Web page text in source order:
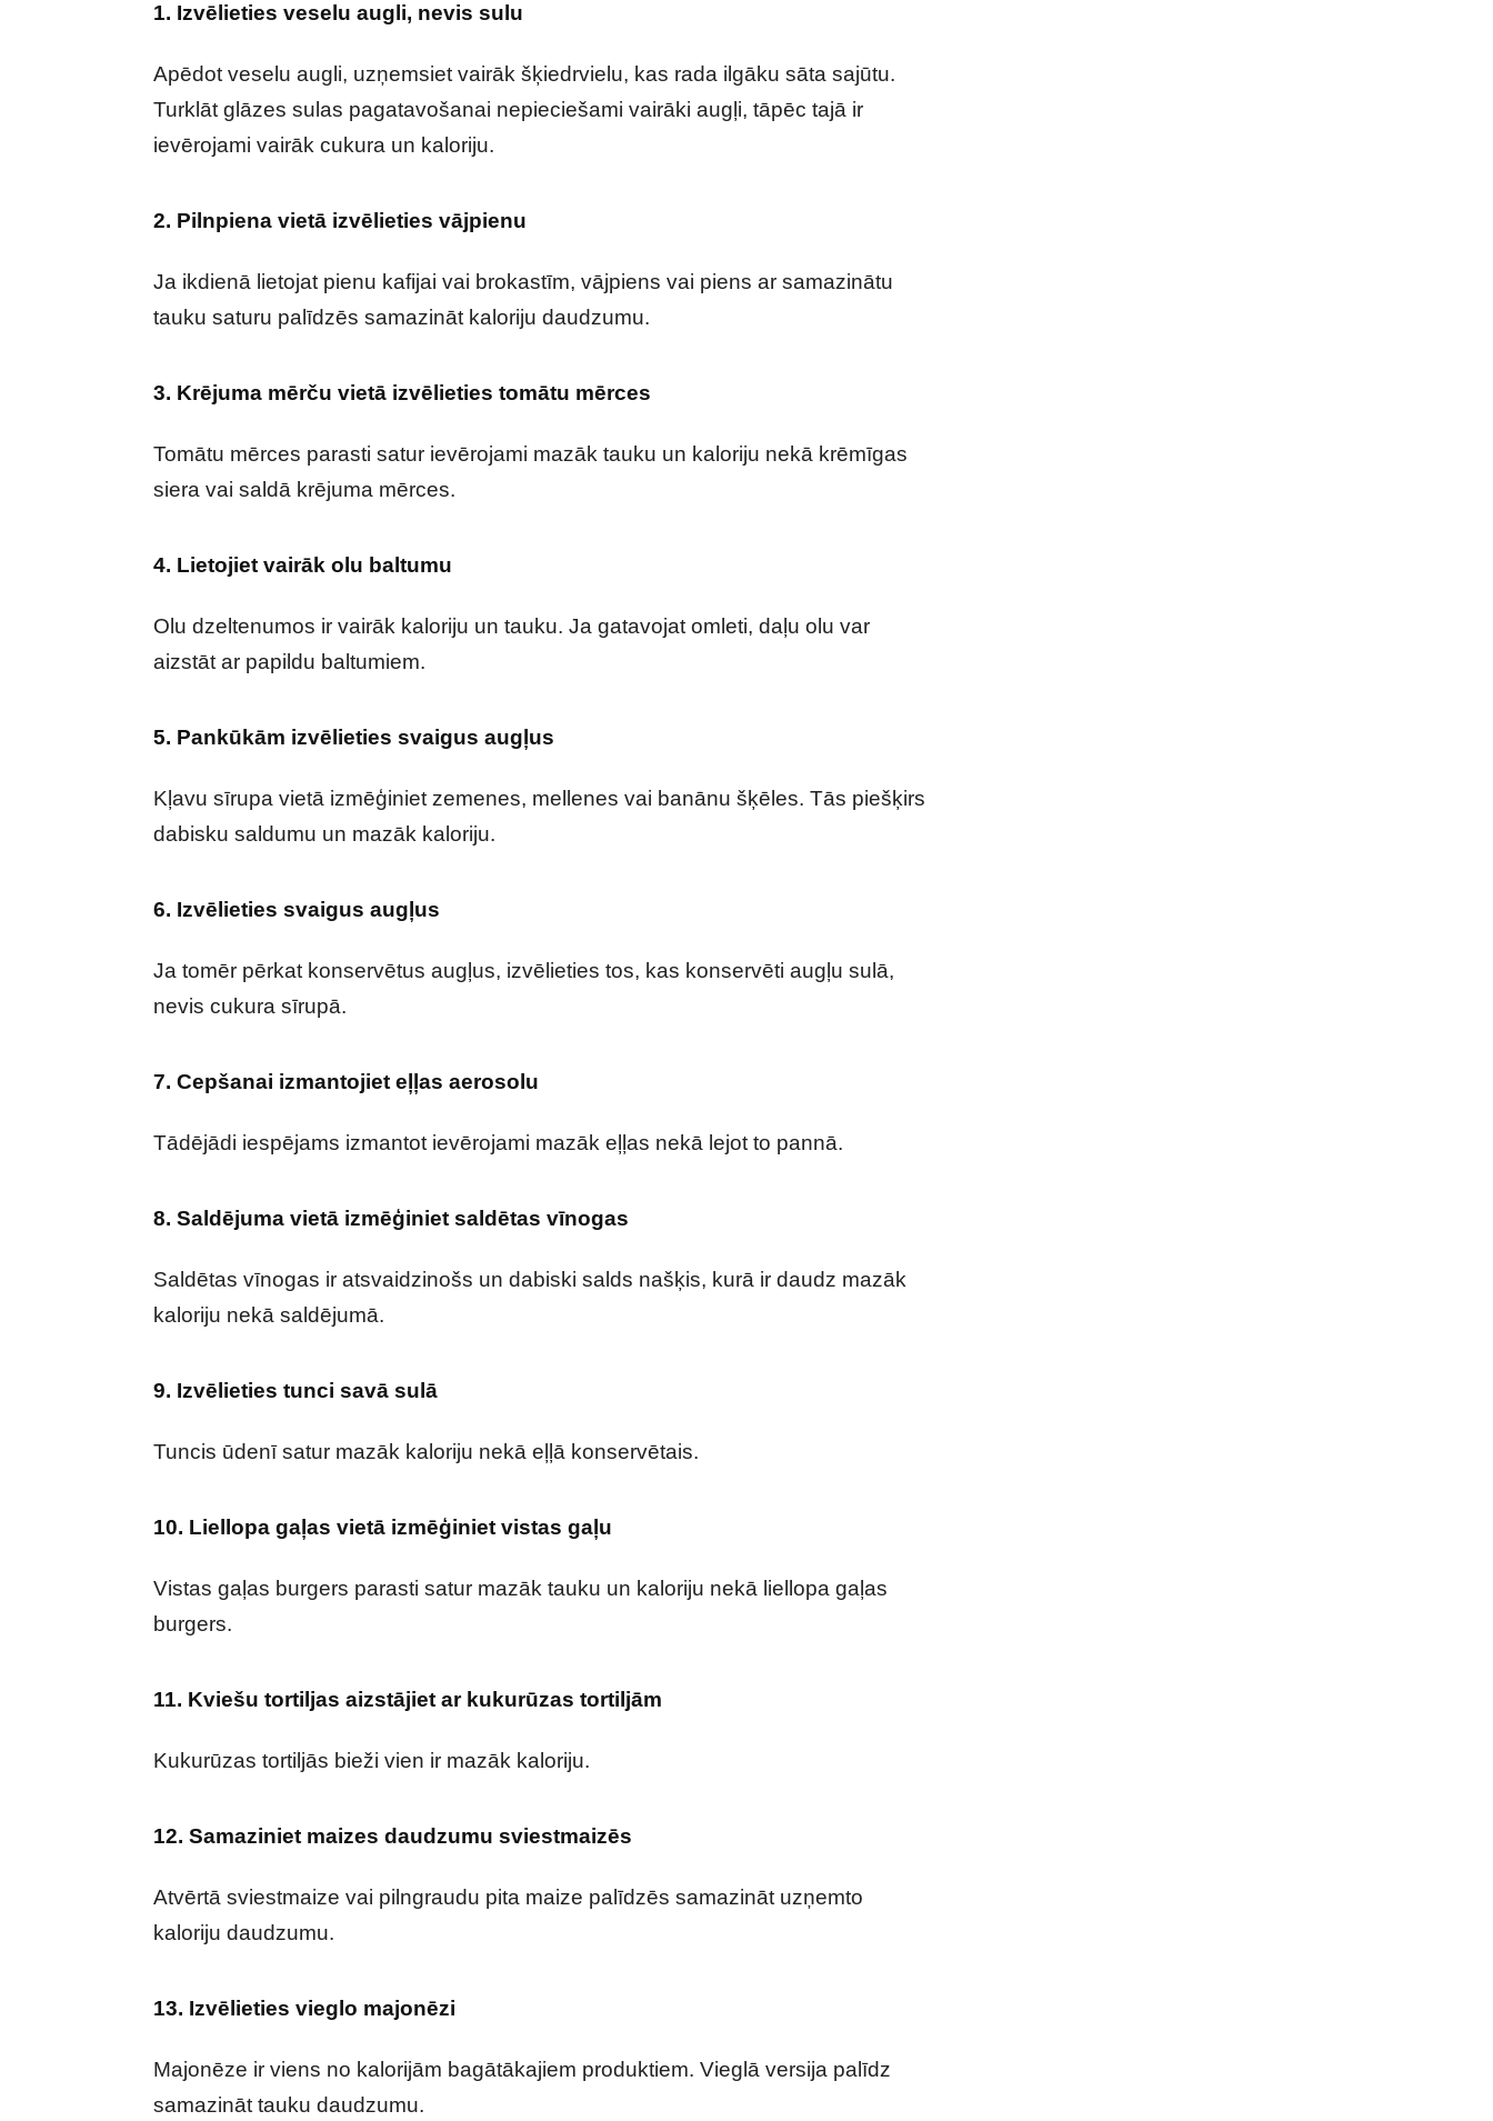
1. Izvēlieties veselu augli, nevis sulu
Apēdot veselu augli, uzņemsiet vairāk šķiedrvielu, kas rada ilgāku sāta sajūtu.
Turklāt glāzes sulas pagatavošanai nepieciešami vairāki augļi, tāpēc tajā ir
ievērojami vairāk cukura un kaloriju.
2. Pilnpiena vietā izvēlieties vājpienu
Ja ikdienā lietojat pienu kafijai vai brokastīm, vājpiens vai piens ar samazinātu
tauku saturu palīdzēs samazināt kaloriju daudzumu.
3. Krējuma mērču vietā izvēlieties tomātu mērces
Tomātu mērces parasti satur ievērojami mazāk tauku un kaloriju nekā krēmīgas
siera vai saldā krējuma mērces.
4. Lietojiet vairāk olu baltumu
Olu dzeltenumos ir vairāk kaloriju un tauku. Ja gatavojat omleti, daļu olu var
aizstāt ar papildu baltumiem.
5. Pankūkām izvēlieties svaigus augļus
Kļavu sīrupa vietā izmēģiniet zemenes, mellenes vai banānu šķēles. Tās piešķirs
dabisku saldumu un mazāk kaloriju.
6. Izvēlieties svaigus augļus
Ja tomēr pērkat konservētus augļus, izvēlieties tos, kas konservēti augļu sulā,
nevis cukura sīrupā.
7. Cepšanai izmantojiet eļļas aerosolu
Tādējādi iespējams izmantot ievērojami mazāk eļļas nekā lejot to pannā.
8. Saldējuma vietā izmēģiniet saldētas vīnogas
Saldētas vīnogas ir atsvaidzinošs un dabiski salds našķis, kurā ir daudz mazāk
kaloriju nekā saldējumā.
9. Izvēlieties tunci savā sulā
Tuncis ūdenī satur mazāk kaloriju nekā eļļā konservētais.
10. Liellopa gaļas vietā izmēģiniet vistas gaļu
Vistas gaļas burgers parasti satur mazāk tauku un kaloriju nekā liellopa gaļas
burgers.
11. Kviešu tortiljas aizstājiet ar kukurūzas tortiljām
Kukurūzas tortiljās bieži vien ir mazāk kaloriju.
12. Samaziniet maizes daudzumu sviestmaizēs
Atvērtā sviestmaize vai pilngraudu pita maize palīdzēs samazināt uzņemto
kaloriju daudzumu.
13. Izvēlieties vieglo majonēzi
Majonēze ir viens no kalorijām bagātākajiem produktiem. Vieglā versija palīdz
samazināt tauku daudzumu.